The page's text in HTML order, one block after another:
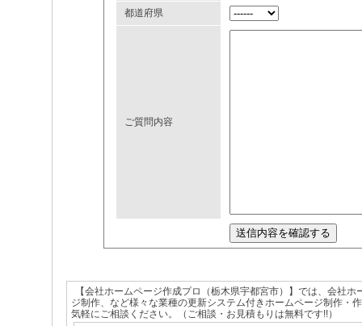
都道府県
ご質問内容
【会社ホームページ作成プロ（栃木県宇都宮市）】では、会社
ジ制作、など様々な業種の更新システム付きホームページ制作・
気軽にご相談ください。（ご相談・お見積もりは無料です!!）